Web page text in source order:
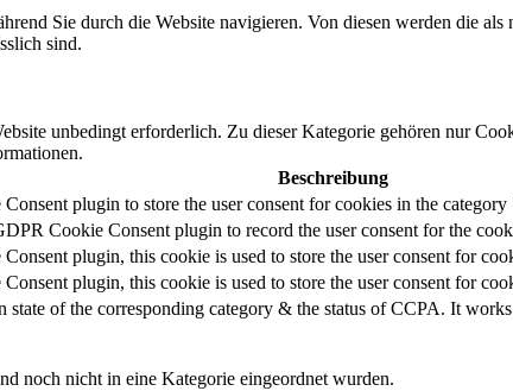
Sie durch die Website navigieren. Von diesen werden die
sind.
unbedingt erforderlich. Zu dieser Kategorie gehören nur
Beschreibung
plugin to store the user consent for cookies in the
Cookie Consent plugin to record the user consent for the
plugin, this cookie is used to store the user consent for
plugin, this cookie is used to store the user consent for
state of the corresponding category & the status of CCPA. It
noch nicht in eine Kategorie eingeordnet wurden.